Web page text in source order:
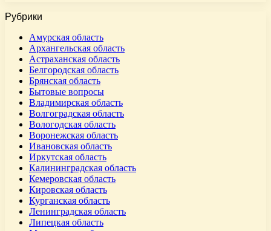
Рубрики
Амурская область
Архангельская область
Астраханская область
Белгородская область
Брянская область
Бытовые вопросы
Владимирская область
Волгоградская область
Вологодская область
Воронежская область
Ивановская область
Иркутская область
Калининградская область
Кемеровская область
Кировская область
Курганская область
Ленинградская область
Липецкая область